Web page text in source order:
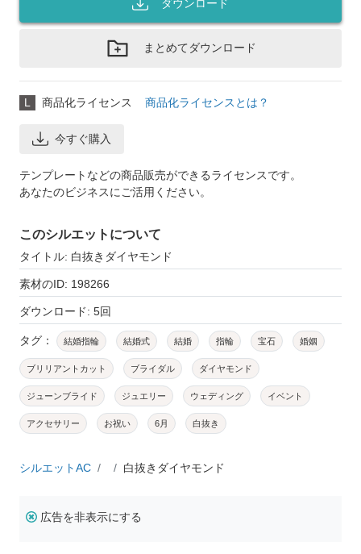
ダウンロード
まとめてダウンロード
L 商品化ライセンス 商品化ライセンスとは？
今すぐ購入
テンプレートなどの商品販売ができるライセンスです。
あなたのビジネスにご活用ください。
このシルエットについて
タイトル: 白抜きダイヤモンド
素材のID: 198266
ダウンロード: 5回
タグ： 結婚指輪 結婚式 結婚 指輪 宝石 婚姻
ブリリアントカット ブライダル ダイヤモンド
ジューンブライド ジュエリー ウェディング イベント
アクセサリー お祝い 6月 白抜き
シルエットAC 白抜きダイヤモンド
広告を非表示にする